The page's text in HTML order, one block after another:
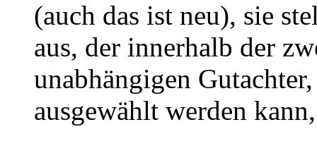
(auch das ist neu), sie
aus, der innerhalb der
unabhängigen
ausgewählt werden